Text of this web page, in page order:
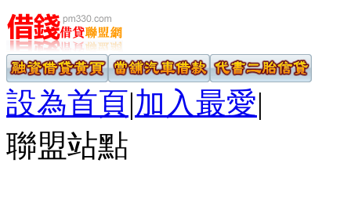
設為首頁|加入最愛|
聯盟站點